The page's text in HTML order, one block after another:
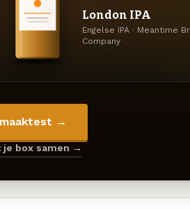
London IPA
Engelse IPA · Meantime
Company
→
box samen →